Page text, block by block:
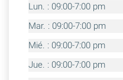
Lun. : 09:00-7:00 pm
Mar. : 09:00-7:00 pm
Mié. : 09:00-7:00 pm
Jue. : 09:00-7:00 pm